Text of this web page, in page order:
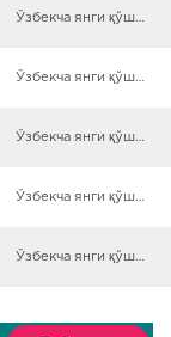
Ўзбекча янги қўшиқлар
Ўзбекча янги қўшиқлар
Ўзбекча янги қўшиқлар
Ўзбекча янги қўшиқлар
Ўзбекча янги қўшиқлар